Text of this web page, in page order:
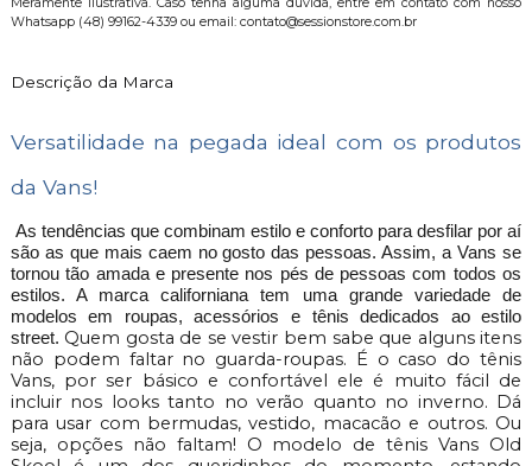
Meramente Ilustrativa. Caso tenha alguma dúvida, entre em contato com nosso
Whatsapp (48) 99162-4339 ou email: contato@sessionstore.com.br
Descrição da Marca
Versatilidade na pegada ideal com os produtos
da Vans!
As tendências que combinam estilo e conforto para desfilar por aí
são as que mais caem no gosto das pessoas. Assim, a Vans se
tornou tão amada e presente nos pés de pessoas com todos os
estilos. A marca californiana tem uma grande variedade de
modelos em roupas, acessórios e tênis dedicados ao estilo
street. Quem gosta de se vestir bem sabe que alguns itens
não podem faltar no guarda-roupas. É o caso do tênis
Vans, por ser básico e confortável ele é muito fácil de
incluir nos looks tanto no verão quanto no inverno. D
para usar com bermudas, vestido, macacão e outros. Ou
seja, opções não faltam! O modelo de tênis Vans Old